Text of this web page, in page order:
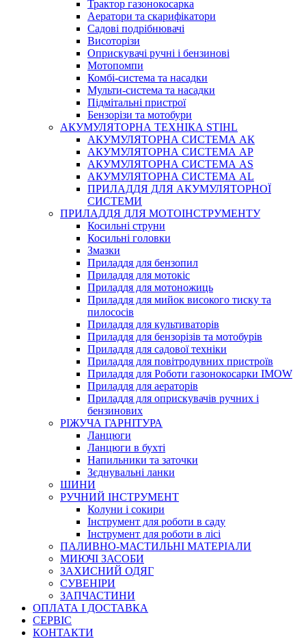
Трактор газонокосарка
Аератори та скарифікатори
Садові подрібнювачі
Висоторізи
Оприскувачі ручні і бензинові
Мотопомпи
Комбі-система та насадки
Мульти-система та насадки
Підмітальні пристрої
Бензорізи та мотобури
АКУМУЛЯТОРНА ТЕХНІКА STIHL
АКУМУЛЯТОРНА СИСТЕМА АК
АКУМУЛЯТОРНА СИСТЕМА АР
АКУМУЛЯТОРНА СИСТЕМА AS
АКУМУЛЯТОРНА СИСТЕМА AL
ПРИЛАДДЯ ДЛЯ АКУМУЛЯТОРНОЇ
СИСТЕМИ
ПРИЛАДДЯ ДЛЯ МОТОІНСТРУМЕНТУ
Косильні струни
Косильні головки
Змазки
Приладдя для бензопил
Приладдя для мотокіс
Приладдя для мотоножиць
Приладдя для мийок високого тиску та
пилососів
Приладдя для культиваторів
Приладдя для бензорізів та мотобурів
Приладдя для садової техніки
Приладдя для повітродувних пристроїв
Приладдя для Роботи газонокосарки IMOW
Приладдя для аераторів
Приладдя для оприскувачів ручних і
бензинових
РІЖУЧА ГАРНІТУРА
Ланцюги
Ланцюги в бухті
Напильники та заточки
Зєднувальні ланки
ШИНИ
РУЧНИЙ ІНСТРУМЕНТ
Колуни і сокири
Інструмент для роботи в саду
Інструмент для роботи в лісі
ПАЛИВНО-МАСТИЛЬНІ МАТЕРІАЛИ
МИЮЧІ ЗАСОБИ
ЗАХИСНИЙ ОДЯГ
СУВЕНІРИ
ЗАПЧАСТИНИ
ОПЛАТА І ДОСТАВКА
СЕРВІС
КОНТАКТИ